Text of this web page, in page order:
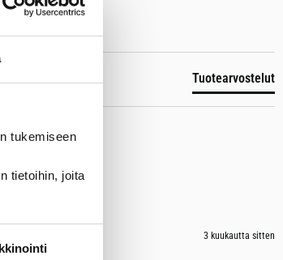
tukemiseen
tietoihin, joita
Tuotearvostelut
3 kuukautta sitten